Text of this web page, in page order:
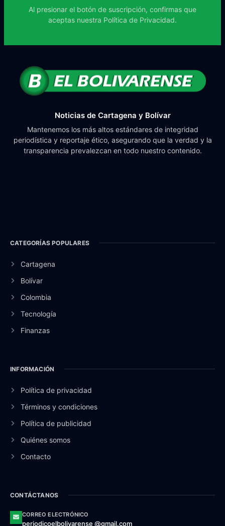
Al presionar el botón de suscripción, confirmas que
aceptas nuestra Política de Privacidad.
Noticias de Cartagena y Bolívar
Mantenemos los más altos estándares de integridad
periodística y reportaje ético, asegurando que la verdad y la
transparencia prevalezcan en todo nuestro contenido.
CATEGORÍAS POPULARES
Cartagena
Bolívar
Colombia
Tecnología
Finanzas
INFORMACIÓN
Política de privacidad
Términos y condiciones
Política de publicidad
Quiénes somos
Contacto
CONTÁCTANOS
CORREO ELECTRÓNICO
periodicoelbolivarense @gmail.com